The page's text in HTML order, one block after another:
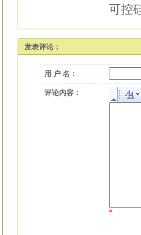
可控
发表评论：
用 户 名：
评论内容：
*